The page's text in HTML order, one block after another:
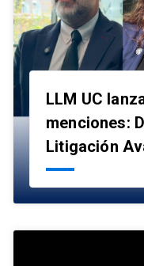
LLM UC
menciones:
Litigación